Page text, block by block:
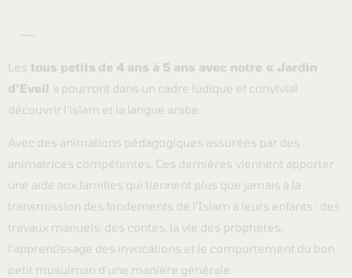
Les tous petits de 4 ans à 5 ans avec notre « Jardin
d’Eveil » pourront dans un cadre ludique et convivial
découvrir l’islam et la langue arabe.
Avec des animations pédagogiques assurées par des
animatrices compétentes. Ces dernières viennent apporter
une aide aux familles qui tiennent plus que jamais à la
transmission des fondements de l’Islam à leurs enfants : des
travaux manuels, des contes, la vie des prophètes,
l’apprentissage des invocations et le comportement du bon
petit musulman d’une manière générale.